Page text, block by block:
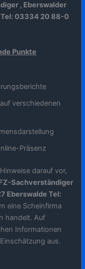
, Eberswalder
Tel: 03334 20 88-0
Punkte
verschiedenen
Präsenz
darauf vor,
Sachverständiger
Eberswalde Tel:
eine Scheinfirma
handelt. Auf
Informationen
aus.